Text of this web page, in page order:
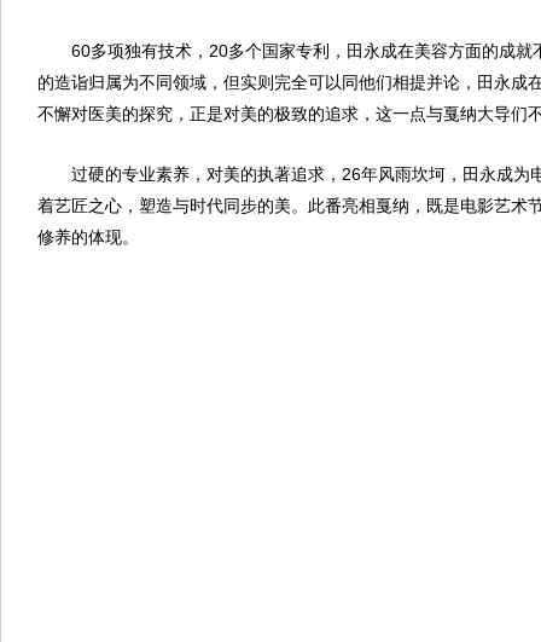
60多项独有技术，20多个国家专利，田永成在美容方面的成就
的造诣归属为不同领域，但实则完全可以同他们相提并论，田永成
不懈对医美的探究，正是对美的极致的追求，这一点与戛纳大导们
过硬的专业素养，对美的执著追求，26年风雨坎坷，田永成为
着艺匠之心，塑造与时代同步的美。此番亮相戛纳，既是电影艺术
修养的体现。